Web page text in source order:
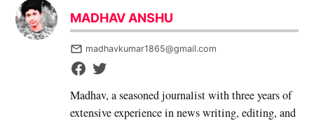
MADHAV ANSHU
madhavkumar1865@gmail.com
Madhav, a seasoned journalist with three years of
extensive experience in news writing, editing, and